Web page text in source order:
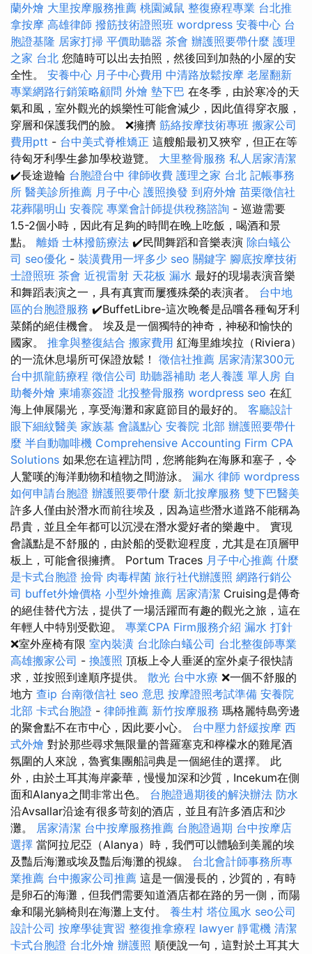
蘭外燴 大里按摩服務推薦 桃園滅鼠 整復療程專業 台北推
拿按摩 高雄律師 撥筋技術證照班 wordpress 安養中心 台
胞證基隆 居家打掃 平價助聽器 茶會 辦護照要帶什麼 護理
之家 台北 您隨時可以出去拍照，然後回到加熱的小屋的安
全性。 安養中心 月子中心費用 中清路放鬆按摩 老屋翻新
專業網路行銷策略顧問 外燴 墊下巴 在冬季，由於寒冷的天
氣和風，室外觀光的娛樂性可能會減少，因此值得穿衣服，
穿層和保護我們的臉。 ❌擁擠 筋絡按摩技術專班 搬家公司
費用ptt - 台中美式脊椎矯正 這艘船最初又狹窄，但正在等
待匈牙利學生參加學校遊覽。 大里整骨服務 私人居家清潔
✔️長途遊輪 台胞證台中 律師收費 護理之家 台北 記帳事務
所 醫美診所推薦 月子中心 護照換發 到府外燴 苗栗徵信社
花葬陽明山 安養院 專業會計師提供稅務諮詢 - 巡遊需要
1.5-2個小時，因此有足夠的時間在晚上吃飯，喝酒和景
點。 離婚 士林撥筋療法 ✔️民間舞蹈和音樂表演 除白蟻公
司 seo優化 - 裝潢費用一坪多少 seo 關鍵字 腳底按摩技術
士證照班 茶會 近視雷射 天花板 漏水 最好的現場表演音樂
和舞蹈表演之一，具有真實而屢獲殊榮的表演者。 台中地
區的台胞證服務 ✔️BuffetLibre-這次晚餐是品嚐各種匈牙利
菜餚的絕佳機會。 埃及是一個獨特的神奇，神秘和愉快的
國家。 推拿與整復結合 搬家費用 紅海里維埃拉（Riviera）
的一流休息場所可保證放鬆！ 徵信社推薦 居家清潔300元
台中抓龍筋療程 徵信公司 助聽器補助 老人養護 單人房 自
助餐外燴 柬埔寨簽證 北投整骨服務 wordpress seo 在紅
海上伸展陽光，享受海灘和家庭節目的最好的。 客廳設計
眼下細紋醫美 家族墓 會議點心 安養院 北部 辦護照要帶什
麼 半自動咖啡機 Comprehensive Accounting Firm CPA
Solutions 如果您在這裡訪問，您將能夠在海豚和塞子，令
人驚嘆的海洋動物和植物之間游泳。 漏水 律師 wordpress
如何申請台胞證 辦護照要帶什麼 新北按摩服務 雙下巴醫美
許多人僅由於潛水而前往埃及，因為這些潛水道路不能稱為
昂貴，並且全年都可以沉浸在潛水愛好者的樂趣中。 實現
會議點是不舒服的，由於船的受歡迎程度，尤其是在頂層甲
板上，可能會很擁擠。 Portum Traces 月子中心推薦 什麼
是卡式台胞證 撿骨 肉毒桿菌 旅行社代辦護照 網路行銷公
司 buffet外燴價格 小型外燴推薦 居家清潔 Cruising是傳奇
的絕佳替代方法，提供了一場活躍而有趣的觀光之旅，這在
年輕人中特別受歡迎。 專業CPA Firm服務介紹 漏水 打針
❌室外座椅有限 室內裝潢 台北除白蟻公司 台北整復師專業
高雄搬家公司 - 換護照 頂板上令人垂涎的室外桌子很快請
求，並按照到達順序提供。 散光 台中水療 ❌一個不舒服的
地方 查ip 台南徵信社 seo 意思 按摩證照考試準備 安養院
北部 卡式台胞證 - 律師推薦 新竹按摩服務 瑪格麗特島旁邊
的聚會點不在市中心，因此要小心。 台中壓力舒緩按摩 西
式外燴 對於那些尋求無限量的普羅塞克和檸檬水的雞尾酒
氛圍的人來說，魯賓集團船詞典是一個絕佳的選擇。 此
外，由於土耳其海岸豪華，慢慢加深和沙質，Incekum在側
面和Alanya之間非常出色。 台胞證過期後的解決辦法 防水
沿Avsallar沿途有很多苛刻的酒店，並且有許多酒店和沙
灘。 居家清潔 台中按摩服務推薦 台胞證過期 台中按摩店
選擇 當阿拉尼亞（Alanya）時，我們可以體驗到美麗的埃
及豔后海灘或埃及豔后海灘的視線。 台北會計師事務所專
業推薦 台中搬家公司推薦 這是一個漫長的，沙質的，有時
是卵石的海灘，但我們需要知道酒店都在路的另一側，而陽
傘和陽光躺椅則在海灘上支付。 養生村 塔位風水 seo公司
設計公司 按摩學徒實習 整復推拿療程 lawyer 靜電機 清潔
卡式台胞證 台北外燴 辦護照 順便說一句，這對於土耳其大